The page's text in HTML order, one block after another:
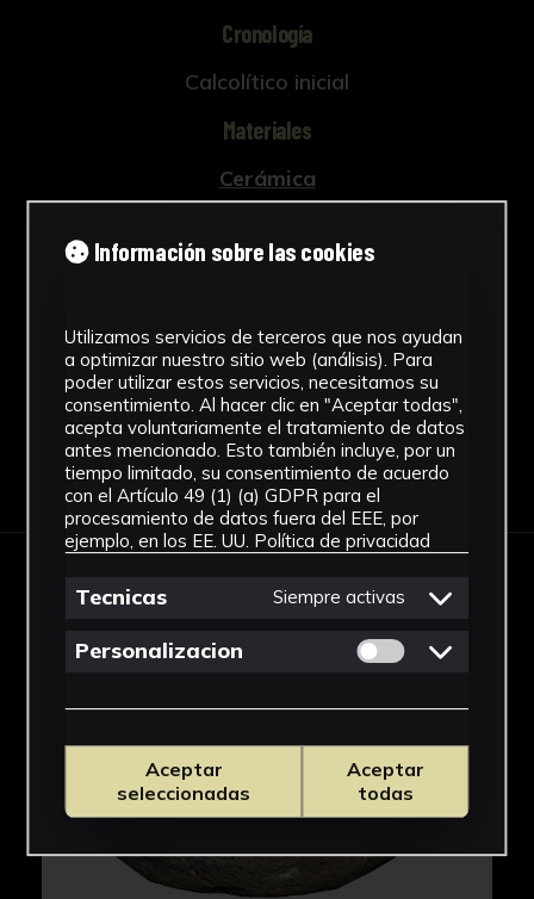
Cronología
Calcolítico inicial
Materiales
Cerámica
Ver más
Descargar Ficha
IMÁGENES
Información sobre las cookies
Utilizamos servicios de terceros que nos ayudan
a optimizar nuestro sitio web (análisis). Para
poder utilizar estos servicios, necesitamos su
consentimiento. Al hacer clic en "Aceptar todas",
acepta voluntariamente el tratamiento de datos
antes mencionado. Esto también incluye, por un
tiempo limitado, su consentimiento de acuerdo
con el Artículo 49 (1) (a) GDPR para el
procesamiento de datos fuera del EEE, por
ejemplo, en los EE. UU. Política de privacidad
Tecnicas Siempre activas
Personalizacion Permitir cookies
Aceptar
seleccionadas
Aceptar
todas